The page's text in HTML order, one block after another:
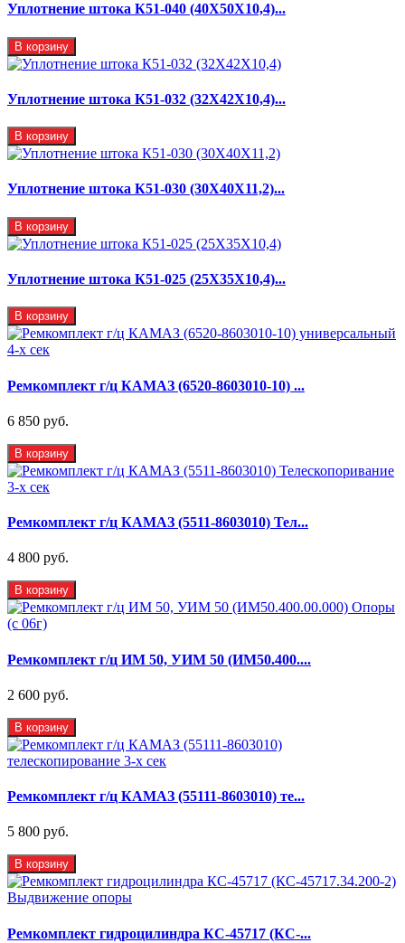
Уплотнение штока К51-040 (40Х50Х10,4)...
В корзину
Уплотнение штока К51-032 (32Х42Х10,4)...
В корзину
Уплотнение штока К51-030 (30Х40Х11,2)...
В корзину
Уплотнение штока К51-025 (25Х35Х10,4)...
В корзину
Ремкомплект г/ц КАМАЗ (6520-8603010-10) ...
6 850 руб.
В корзину
Ремкомплект г/ц КАМАЗ (5511-8603010) Тел...
4 800 руб.
В корзину
Ремкомплект г/ц ИМ 50, УИМ 50 (ИМ50.400....
2 600 руб.
В корзину
Ремкомплект г/ц КАМАЗ (55111-8603010) те...
5 800 руб.
В корзину
Ремкомплект гидроцилиндра КС-45717 (КС-...